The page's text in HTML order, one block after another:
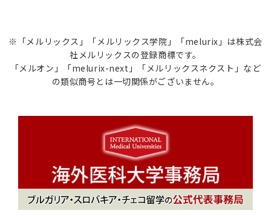
※「メルリックス」「メルリックス学院」「melurix」は株式会
社メルリックスの登録商標です。
「メルオン」「melurix-next」「メルリックスネクスト」など
の類似商号とは一切関係がございません。